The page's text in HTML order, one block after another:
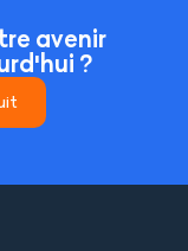
avenir
?